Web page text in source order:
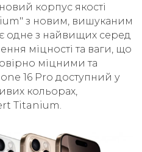
корпус якості
з новим, вишуканим
одне з найвищих серед
міцності та ваги, що
міцними та
16 Pro доступний у
кольорах,
Titanium.